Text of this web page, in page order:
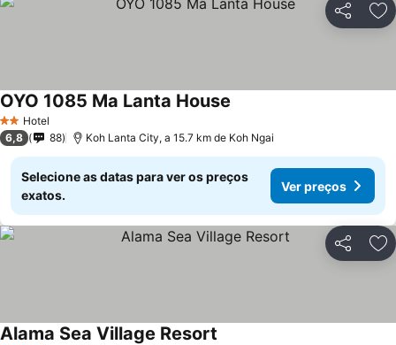
Partilhar
2 Estrelas
Hotel
OYO 1085 Ma Lanta House
6,8 88 Koh Lanta City, a 15.7 km de Koh Ngai
Selecione as datas para ver os preços
exatos.
Ver preços
Partilhar
Alama Sea Village Resort